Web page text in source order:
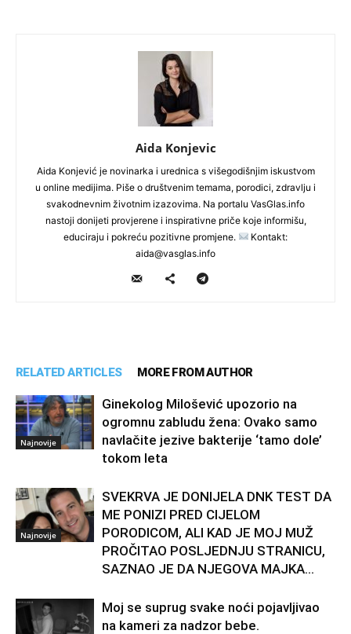
Aida Konjevic
Aida Konjević je novinarka i urednica s višegodišnjim iskustvom
u online medijima. Piše o društvenim temama, porodici, zdravlju i
svakodnevnim životnim izazovima. Na portalu VasGlas.info
nastoji donijeti provjerene i inspirativne priče koje informišu,
educiraju i pokreću pozitivne promjene.
Kontakt:
aida@vasglas.info
RELATED ARTICLES MORE FROM AUTHOR
Najnovije
Ginekolog Milošević upozorio na
ogromnu zabludu žena: Ovako samo
navlačite jezive bakterije ‘tamo dole’
tokom leta
Najnovije
SVEKRVA JE DONIJELA DNK TEST DA
ME PONIZI PRED CIJELOM
PORODICOM, ALI KAD JE MOJ MUŽ
PROČITAO POSLJEDNJU STRANICU,
SAZNAO JE DA NJEGOVA MAJKA...
Moj se suprug svake noći pojavljivao
na kameri za nadzor bebe.